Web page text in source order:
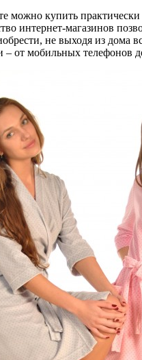
можно купить практически
интернет-магазинов
не выходя из дома
– от мобильных телефонов